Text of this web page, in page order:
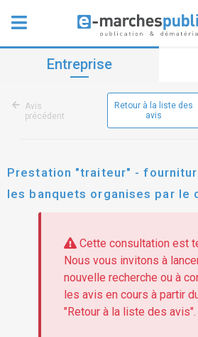
Entreprise
Avis
précédent
Retour à la liste des
avis
Prestation "traiteur" -
les banquets organises par le
Cette consultation est
Nous vous invitons à
nouvelle recherche ou à
les avis en cours à partir
"Retour à la liste des avis".